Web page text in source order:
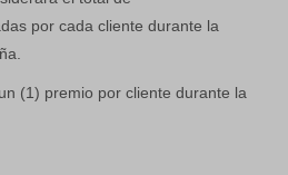
por cada cliente durante la
(1) premio por cliente durante la